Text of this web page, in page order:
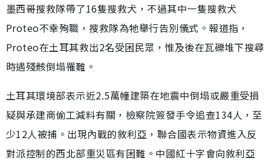
墨西哥搜救隊帶了16隻搜救犬，不過其中一隻搜救犬
Proteo不幸殉職，搜救隊為牠舉行告別儀式。報道指，
Proteo在土耳其救出2名受困民眾，惟及後在瓦礫堆下搜尋
時遇殘骸倒塌罹難。
土耳其環境部表示近2.5萬幢建築在地震中倒塌或嚴重受損
疑與承建商偷工減料有關，檢察院簽發手令追查134人，至
少12人被捕。出現內戰的敘利亞，聯合國表示物資進入反
對派控制的西北部重災區有困難。中國紅十字會向敘利亞